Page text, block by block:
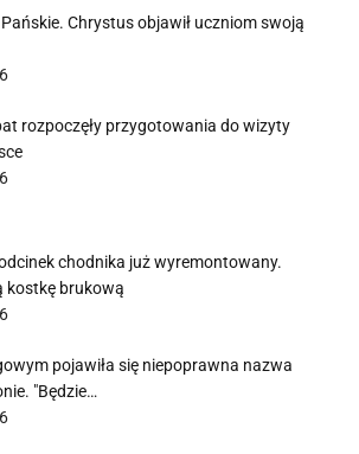
Chrystus objawił uczniom swoją
rozpoczęły przygotowania do wizyty
chodnika już wyremontowany.
kostkę brukową
pojawiła się niepoprawna nazwa
"Będzie…